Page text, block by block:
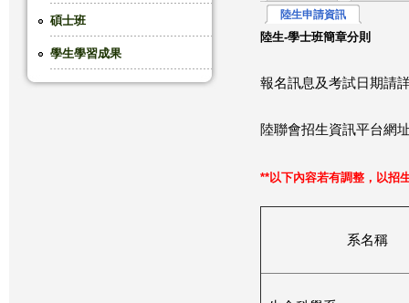
碩士班
學生學習成果
陸生申請資訊
陸生-學士班簡章分則
報名訊息及考試日期請
陸聯會招生資訊平台網
**以下內容若有調整，以招
系名稱